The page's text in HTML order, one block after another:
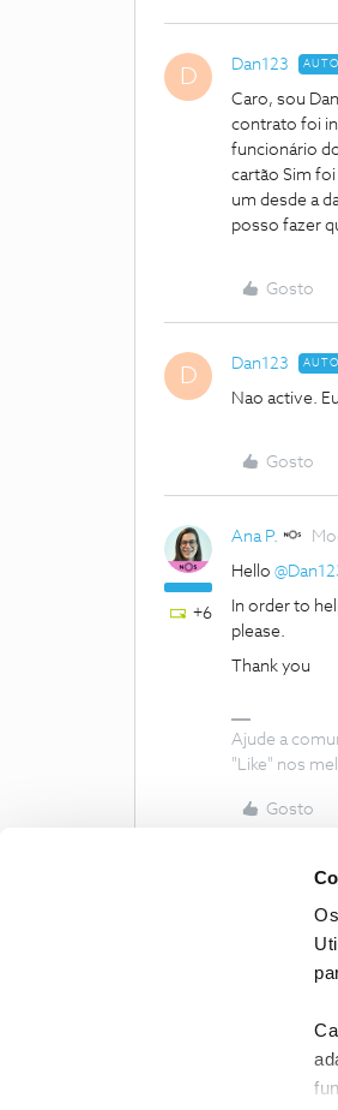
D Dan123
Caro, sou
contrato foi
funcionário
cartão Sim
um desde a
posso fazer
Gosto
D Dan123
Nao active.
Gosto
+6
Ana P.
Hello
In order to
please.
Thank you
Ajude a
"Like" nos
Gosto